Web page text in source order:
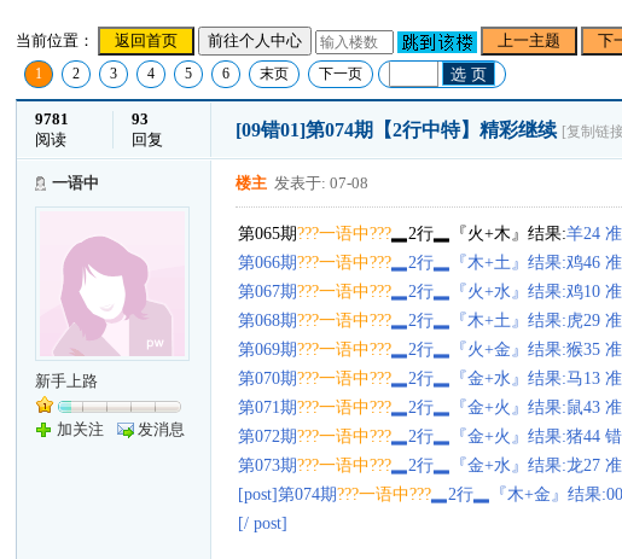
当前位置： 返回首页 前往个人中心 上一主题 下
1 2 3 4 5 6 末页 下一页 选 页
9781
阅读
93
回复
[09错01]第074期【2行中特】精彩继续 [复制链
一语中
新手上路
加关注 发消息
楼主 发表于: 07-08
第065期???一语中???▂2行▂『火+木』结果:羊24 准
第066期???一语中???▂2行▂『木+土』结果:鸡46 准
第067期???一语中???▂2行▂『火+水』结果:鸡10 准
第068期???一语中???▂2行▂『木+土』结果:虎29 准
第069期???一语中???▂2行▂『火+金』结果:猴35 准
第070期???一语中???▂2行▂『金+水』结果:马13 准
第071期???一语中???▂2行▂『金+火』结果:鼠43 准
第072期???一语中???▂2行▂『金+火』结果:猪44 错
第073期???一语中???▂2行▂『金+水』结果:龙27 准
[post]第074期???一语中???▂2行▂『木+金』结果:
[/ post]